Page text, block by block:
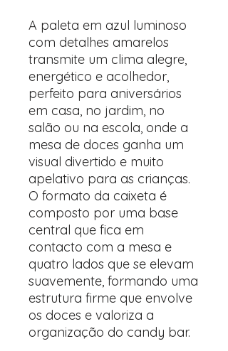
A paleta em azul luminoso
com detalhes amarelos
transmite um clima alegre,
energético e acolhedor,
perfeito para aniversários
em casa, no jardim, no
salão ou na escola, onde a
mesa de doces ganha um
visual divertido e muito
apelativo para as crianças.
O formato da caixeta é
composto por uma base
central que fica em
contacto com a mesa e
quatro lados que se elevam
suavemente, formando uma
estrutura firme que envolve
os doces e valoriza a
organização do candy bar.